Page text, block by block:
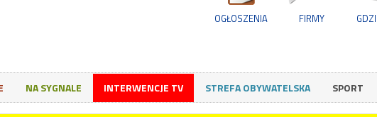
OGŁOSZENIA FIRMY
NA SYGNALE INTERWENCJE TV STREFA OBYWATELSKA SPORT